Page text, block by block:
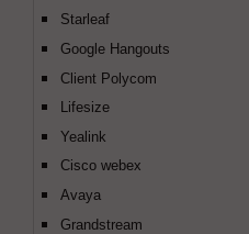
Starleaf
Google Hangouts
Client Polycom
Lifesize
Yealink
Cisco webex
Avaya
Grandstream